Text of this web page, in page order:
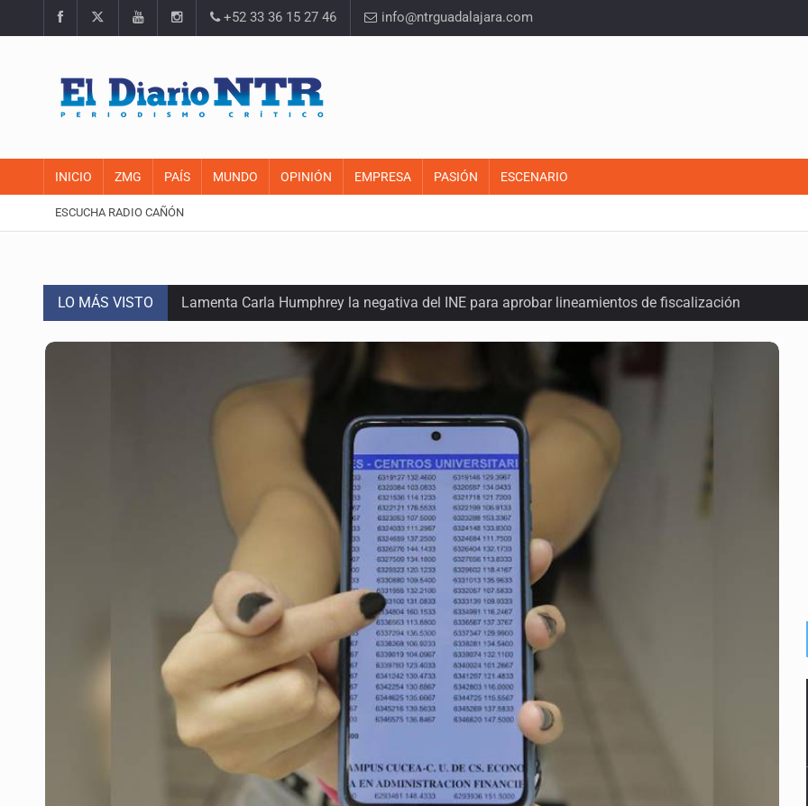
+52 33 36 15 27 46 info@ntrguadalajara.com
INICIO ZMG PAÍS MUNDO OPINIÓN EMPRESA PASIÓN ESCENARIO
ESCUCHA RADIO CAÑÓN
LO MÁS VISTO Lamenta Carla Humphrey la negativa del INE para aprobar lineamientos de fiscalización
Desapariciones en Jalisco, con complicidad de policías, afirma Lazos de Amor
Sheinbaum anticipa más detenciones por caso Ayotzinapa y promete justicia
Resalta Fujimori restablecimiento de relaciones con México
Asume Abelardo De la Espriella como Presidente de Colombia
Policías bajo la mira: La CEDHJ documenta su implicación en desapariciones forzadas
Procesan a el “R1”, presunto líder criminal en Jalisco y Michoacán
Detienen a tres miembros de red transnacional de tráfico de personas
México no está preparado para una intervención unilateral de EUA contra cárteles